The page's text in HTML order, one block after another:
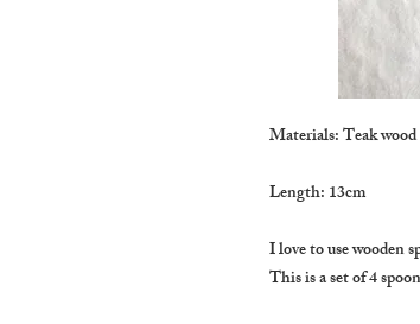
Materials: Teak wood
Length: 13cm
I love to use wooden
This is a set of 4